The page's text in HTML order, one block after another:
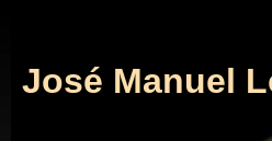
José Manuel